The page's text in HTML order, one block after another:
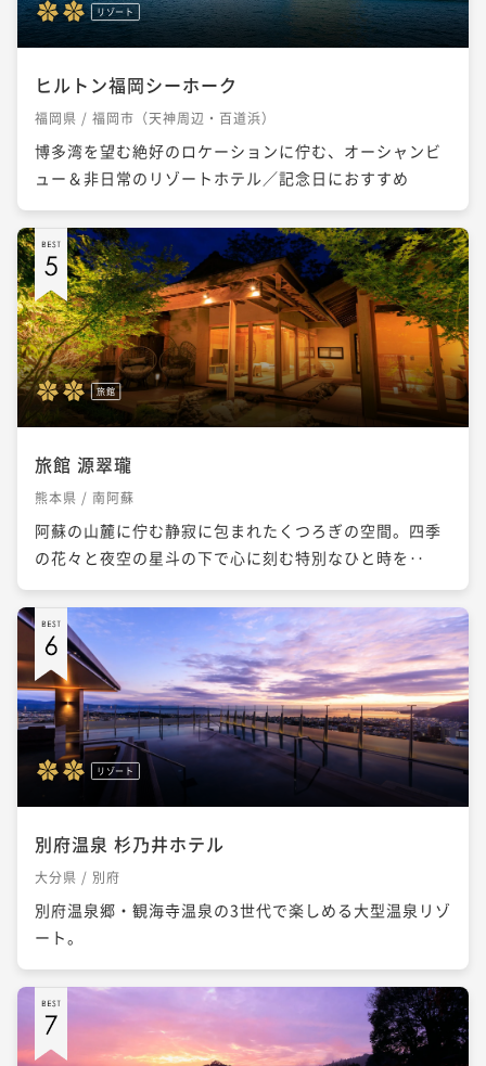
リゾート
ヒルトン福岡シーホーク
福岡県 / 福岡市（天神周辺・百道浜）
博多湾を望む絶好のロケーションに佇む、オーシャンビ
ュー＆非日常のリゾートホテル／記念日におすすめ
旅館
旅館 源翠瓏
熊本県 / 南阿蘇
阿蘇の山麓に佇む静寂に包まれたくつろぎの空間。四季
の花々と夜空の星斗の下で心に刻む特別なひと時を‥
リゾート
別府温泉 杉乃井ホテル
大分県 / 別府
別府温泉郷・観海寺温泉の3世代で楽しめる大型温泉リゾ
ート。